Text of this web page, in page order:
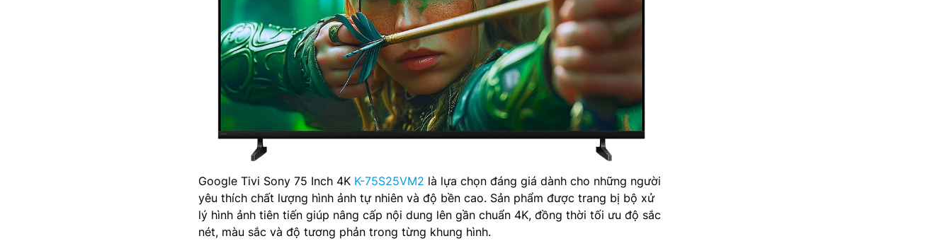
Google Tivi Sony 75 Inch 4K K-75S25VM2 là lựa chọn đáng giá dành cho những người
yêu thích chất lượng hình ảnh tự nhiên và độ bền cao. Sản phẩm được trang bị bộ xử
lý hình ảnh tiên tiến giúp nâng cấp nội dung lên gần chuẩn 4K, đồng thời tối ưu độ sắc
nét, màu sắc và độ tương phản trong từng khung hình.